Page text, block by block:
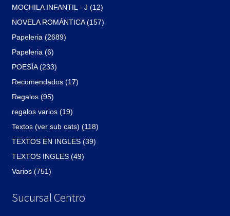
MOCHILA INFANTIL - J (12)
NOVELA ROMÁNTICA (157)
Papeleria (2689)
Papeleria (6)
POESÍA (233)
Recomendados (17)
Regalos (95)
regalos varios (19)
Textos (ver sub cats) (118)
TEXTOS EN INGLES (39)
TEXTOS INGLES (49)
Varios (751)
Sucursal Centro